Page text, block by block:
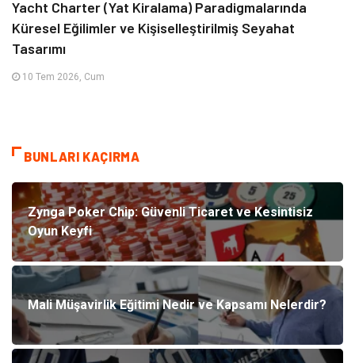
Yacht Charter (Yat Kiralama) Paradigmalarında
Küresel Eğilimler ve Kişiselleştirilmiş Seyahat
Tasarımı
10 Tem 2026, Cum
BUNLARI KAÇIRMA
Zynga Poker Chip: Güvenli Ticaret ve Kesintisiz
Oyun Keyfi
Mali Müşavirlik Eğitimi Nedir ve Kapsamı Nelerdir?